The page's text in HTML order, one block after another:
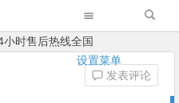
设置菜单
时售后热线全国
发表评论